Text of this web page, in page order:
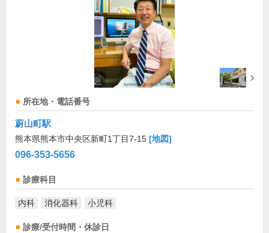
所在地・電話番号
蔚山町駅
熊本県熊本市中央区新町1丁目7-15 [地図]
096-353-5656
診療科目
内科 消化器科 小児科
診療/受付時間・休診日